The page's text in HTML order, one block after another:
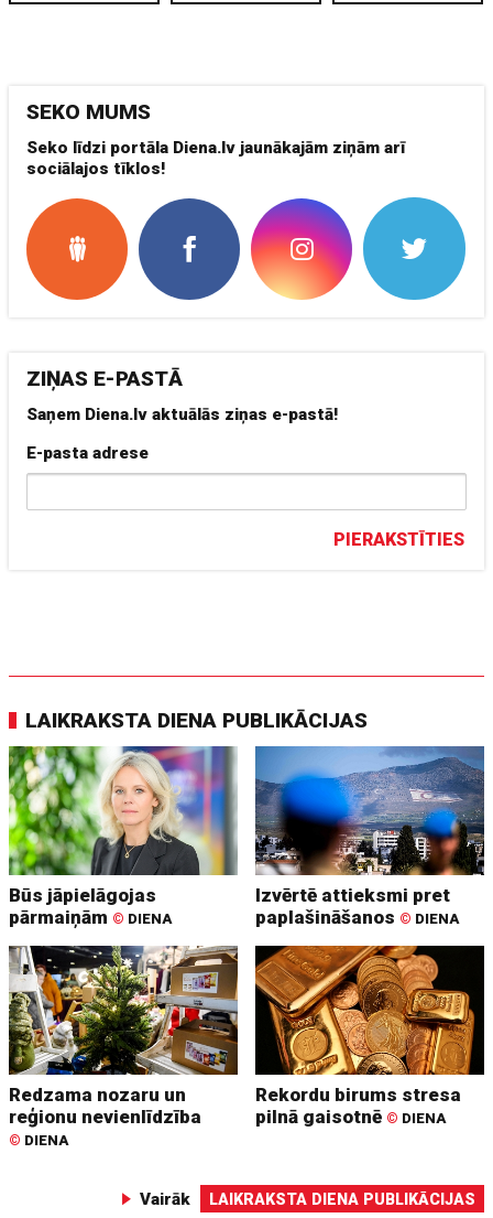
SEKO MUMS
Seko līdzi portāla Diena.lv jaunākajām ziņām arī
sociālajos tīklos!
ZIŅAS E-PASTĀ
Saņem Diena.lv aktuālās ziņas e-pastā!
E-pasta adrese
PIERAKSTĪTIES
LAIKRAKSTA DIENA PUBLIKĀCIJAS
Būs jāpielāgojas
pārmaiņām © DIENA
Izvērtē attieksmi pret
paplašināšanos © DIENA
Redzama nozaru un
reģionu nevienlīdzība
© DIENA
Rekordu birums stresa
pilnā gaisotnē © DIENA
Vairāk LAIKRAKSTA DIENA PUBLIKĀCIJAS